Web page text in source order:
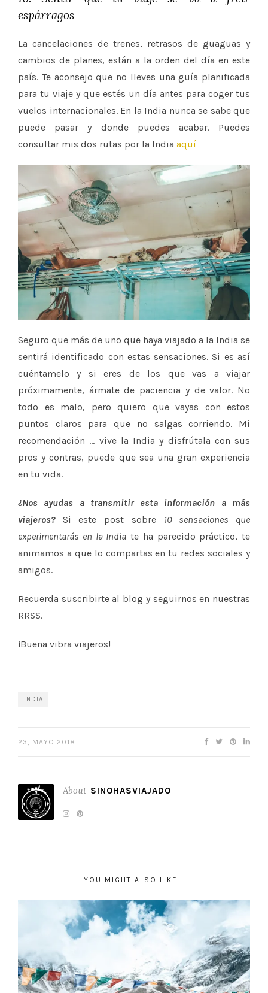
espárragos
La cancelaciones de trenes, retrasos de guaguas y
cambios de planes, están a la orden del día en este
país. Te aconsejo que no lleves una guía planificada
para tu viaje y que estés un día antes para coger tus
vuelos internacionales. En la India nunca se sabe que
puede pasar y donde puedes acabar. Puedes
consultar mis dos rutas por la India aquí
Seguro que más de uno que haya viajado a la India se
sentirá identificado con estas sensaciones. Si es así
cuéntamelo y si eres de los que vas a viajar
próximamente, ármate de paciencia y de valor. No
todo es malo, pero quiero que vayas con estos
puntos claros para que no salgas corriendo. Mi
recomendación … vive la India y disfrútala con sus
pros y contras, puede que sea una gran experiencia
en tu vida.
¿Nos ayudas a transmitir esta información a más
viajeros? Si este post sobre 10 sensaciones que
experimentarás en la India te ha parecido práctico, te
animamos a que lo compartas en tu redes sociales y
amigos.
Recuerda suscribirte al blog y seguirnos en nuestras
RRSS.
¡Buena vibra viajeros!
INDIA
23, MAYO 2018
About SINOHASVIAJADO
YOU MIGHT ALSO LIKE...